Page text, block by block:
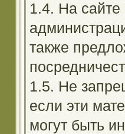
1.4. На сайте
также
1.5. Не
если эти
могут быть